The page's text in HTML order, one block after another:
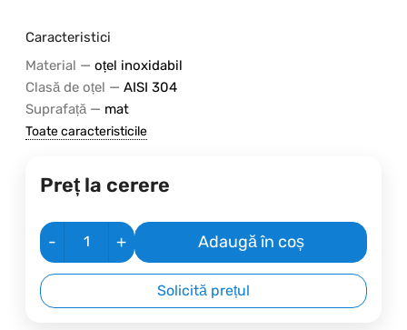
Caracteristici
Material — oțel inoxidabil
Clasă de oțel — AISI 304
Suprafață — mat
Toate caracteristicile
Preț la cerere
- + Adaugă în coș
Solicită prețul